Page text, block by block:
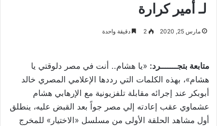
لـ أمير كرارة
مارس 25, 2020 2 دقيقة واحدة
متابعة بتجـــــــرد: «يا هشام.. أنت في مصر دلوقتي يا
هشام»، بهذه الكلمات التي رددها الإعلامي المصري خالد
أبوبكر عند إجرائه مقابلة تلفزيونية مع الإرهابي هشام
عشماوي عقب إعادته إلي مصر جواً بعد القبض عليه، ينطلق
أول مشاهد الحلقة الأولى من مسلسل «الاختيار» للمخرج